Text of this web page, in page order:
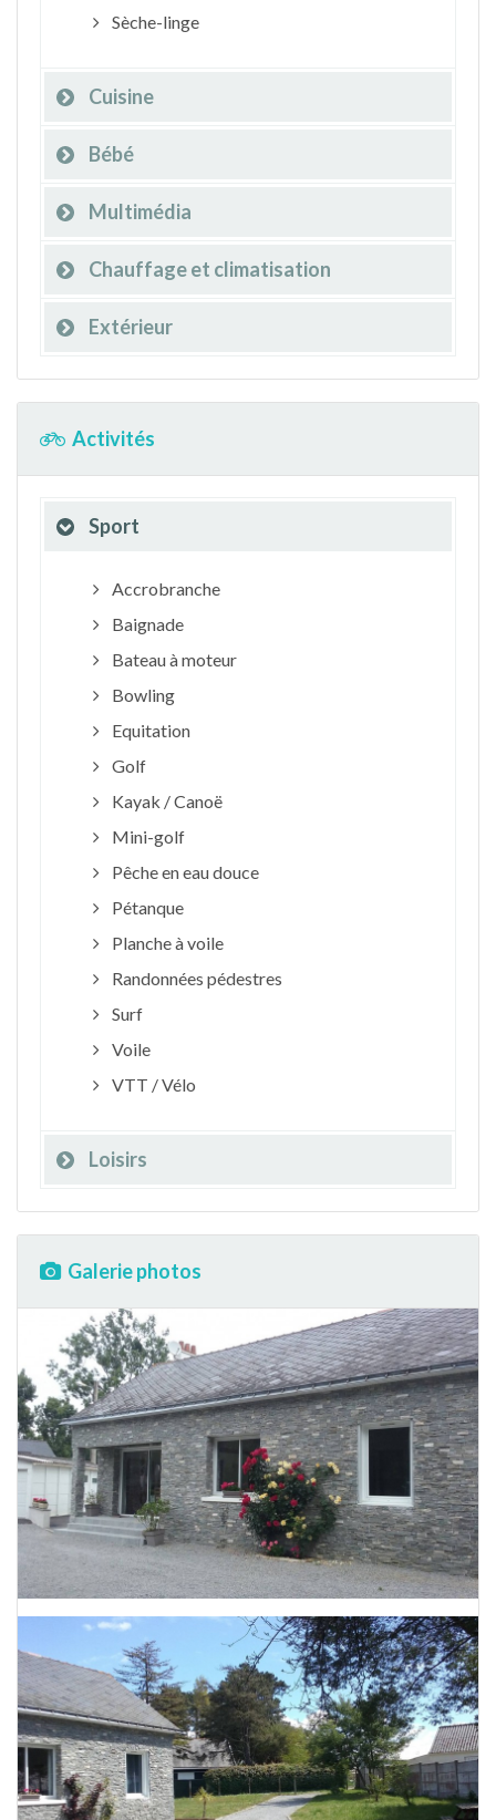
Sèche-linge
Cuisine
Bébé
Multimédia
Chauffage et climatisation
Extérieur
Activités
Sport
Accrobranche
Baignade
Bateau à moteur
Bowling
Equitation
Golf
Kayak / Canoë
Mini-golf
Pêche en eau douce
Pétanque
Planche à voile
Randonnées pédestres
Surf
Voile
VTT / Vélo
Loisirs
Galerie photos